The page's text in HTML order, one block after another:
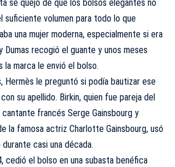
se quejó de que los bolsos elegantes no
suficiente volumen para todo lo que
una mujer moderna, especialmente si era
Dumas recogió el guante y unos meses
la marca le envió el bolso.
Hermès le preguntó si podía bautizar ese
su apellido. Birkin, quien fue pareja del
francés Serge Gainsbourg y
la famosa actriz Charlotte Gainsbourg, usó
casi una década.
cedió el bolso en una subasta benéfica